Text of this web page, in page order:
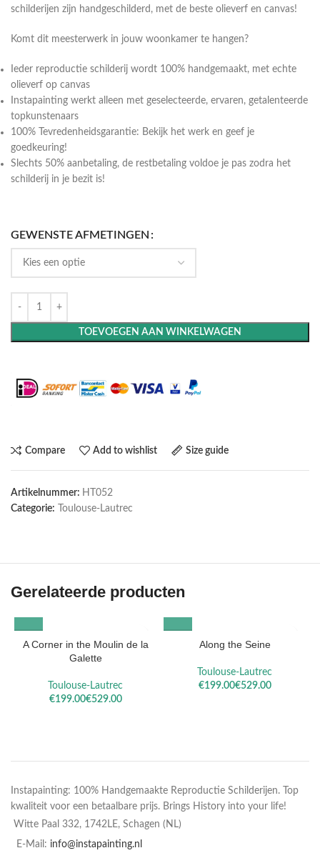
schilderijen zijn handgeschilderd, met de beste olieverf en canvas!
Komt dit meesterwerk in jouw woonkamer te hangen?
Ieder reproductie schilderij wordt 100% handgemaakt, met echte
olieverf op canvas
Instapainting werkt alleen met geselecteerde, ervaren, getalenteerde
topkunstenaars
100% Tevredenheidsgarantie: Bekijk het werk en geef je
goedkeuring!
Slechts 50% aanbetaling, de restbetaling voldoe je pas zodra het
schilderij in je bezit is!
GEWENSTE AFMETINGEN
TOEVOEGEN AAN WINKELWAGEN
Compare Add to wishlist Size guide
Artikelnummer: HT052
Categorie:
Toulouse-Lautrec
Gerelateerde producten
A Corner in the Moulin de la
Galette
Toulouse-Lautrec
€
€
Along the Seine
Toulouse-Lautrec
€
€
Instapainting: 100% Handgemaakte Reproductie Schilderijen. Top
kwaliteit voor een betaalbare prijs. Brings History into your life!
Witte Paal 332, 1742LE, Schagen (NL)
E-Mail: info@instapainting.nl